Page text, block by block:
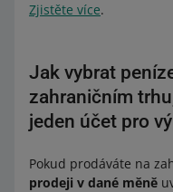
Zjistěte více.
Jak vybrat
zahraničním
jeden účet pro
Pokud prodáváte na
prodeji v dané měně